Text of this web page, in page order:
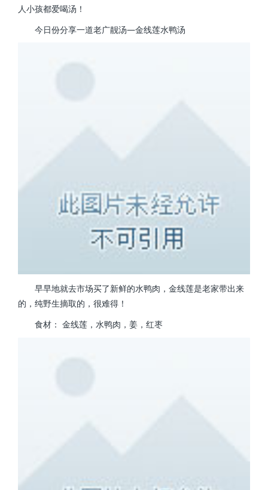
人小孩都爱喝汤！
今日份分享一道老广靓汤—金线莲水鸭汤
早早地就去市场买了新鲜的水鸭肉，金线莲是老家带出来
的，纯野生摘取的，很难得！
食材： 金线莲，水鸭肉，姜，红枣